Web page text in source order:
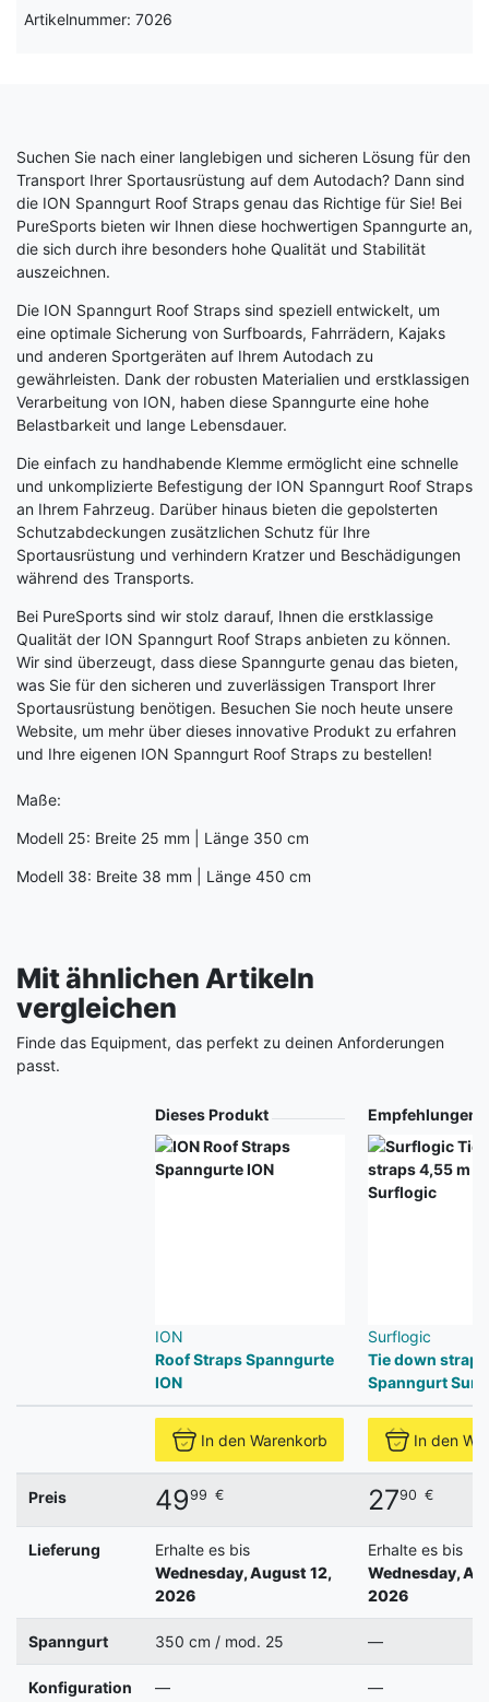
Artikelnummer: 7026
Suchen Sie nach einer langlebigen und sicheren Lösung für den
Transport Ihrer Sportausrüstung auf dem Autodach? Dann sind
die ION Spanngurt Roof Straps genau das Richtige für Sie! Bei
PureSports bieten wir Ihnen diese hochwertigen Spanngurte an,
die sich durch ihre besonders hohe Qualität und Stabilität
auszeichnen.
Die ION Spanngurt Roof Straps sind speziell entwickelt, um
eine optimale Sicherung von Surfboards, Fahrrädern, Kajaks
und anderen Sportgeräten auf Ihrem Autodach zu
gewährleisten. Dank der robusten Materialien und erstklassigen
Verarbeitung von ION, haben diese Spanngurte eine hohe
Belastbarkeit und lange Lebensdauer.
Die einfach zu handhabende Klemme ermöglicht eine schnelle
und unkomplizierte Befestigung der ION Spanngurt Roof Straps
an Ihrem Fahrzeug. Darüber hinaus bieten die gepolsterten
Schutzabdeckungen zusätzlichen Schutz für Ihre
Sportausrüstung und verhindern Kratzer und Beschädigungen
während des Transports.
Bei PureSports sind wir stolz darauf, Ihnen die erstklassige
Qualität der ION Spanngurt Roof Straps anbieten zu können.
Wir sind überzeugt, dass diese Spanngurte genau das bieten,
was Sie für den sicheren und zuverlässigen Transport Ihrer
Sportausrüstung benötigen. Besuchen Sie noch heute unsere
Website, um mehr über dieses innovative Produkt zu erfahren
und Ihre eigenen ION Spanngurt Roof Straps zu bestellen!
Maße:
Modell 25: Breite 25 mm | Länge 350 cm
Modell 38: Breite 38 mm | Länge 450 cm
Mit ähnlichen Artikeln
vergleichen
Finde das Equipment, das perfekt zu deinen Anforderungen
passt.
Dieses Produkt
ION
Roof Straps Spanngurte
ION
Empfehlungen
Surflogic
Tie down
Spanngurt
In den Warenkorb In den
Preis 4999 € 2790 €
Lieferung
Erhalte es bis
Wednesday, August 12,
2026
Erhalte es bis
Wednesday,
2026
Spanngurt 350 cm / mod. 25 —
Konfiguration
— —